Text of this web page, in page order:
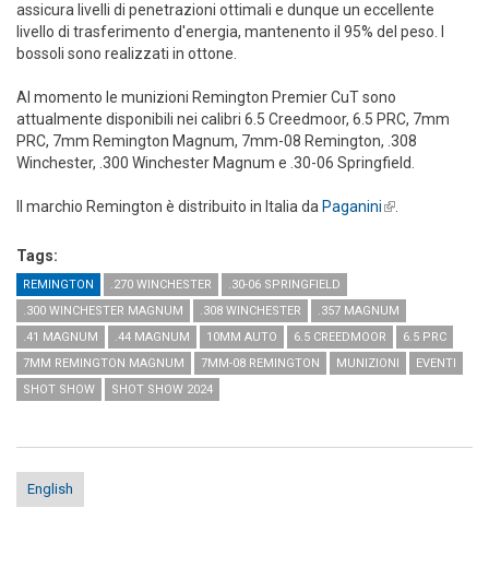
assicura livelli di penetrazioni ottimali e dunque un eccellente
livello di trasferimento d'energia, mantenento il 95% del peso. I
bossoli sono realizzati in ottone.
Al momento le munizioni Remington Premier CuT sono
attualmente disponibili nei calibri 6.5 Creedmoor, 6.5 PRC, 7mm
PRC, 7mm Remington Magnum, 7mm-08 Remington, .308
Winchester, .300 Winchester Magnum e .30-06 Springfield.
Il marchio Remington è distribuito in Italia da Paganini(link is
Tags:
REMINGTON .270 WINCHESTER
.30-06 SPRINGFIELD
.300 WINCHESTER MAGNUM
.308 WINCHESTER
.357 MAGNUM
.41 MAGNUM
.44 MAGNUM 10MM AUTO 6.5 CREEDMOOR
6.5 PRC
7MM REMINGTON MAGNUM
7MM-08 REMINGTON MUNIZIONI
EVENTI
SHOT SHOW
SHOT SHOW 2024
English